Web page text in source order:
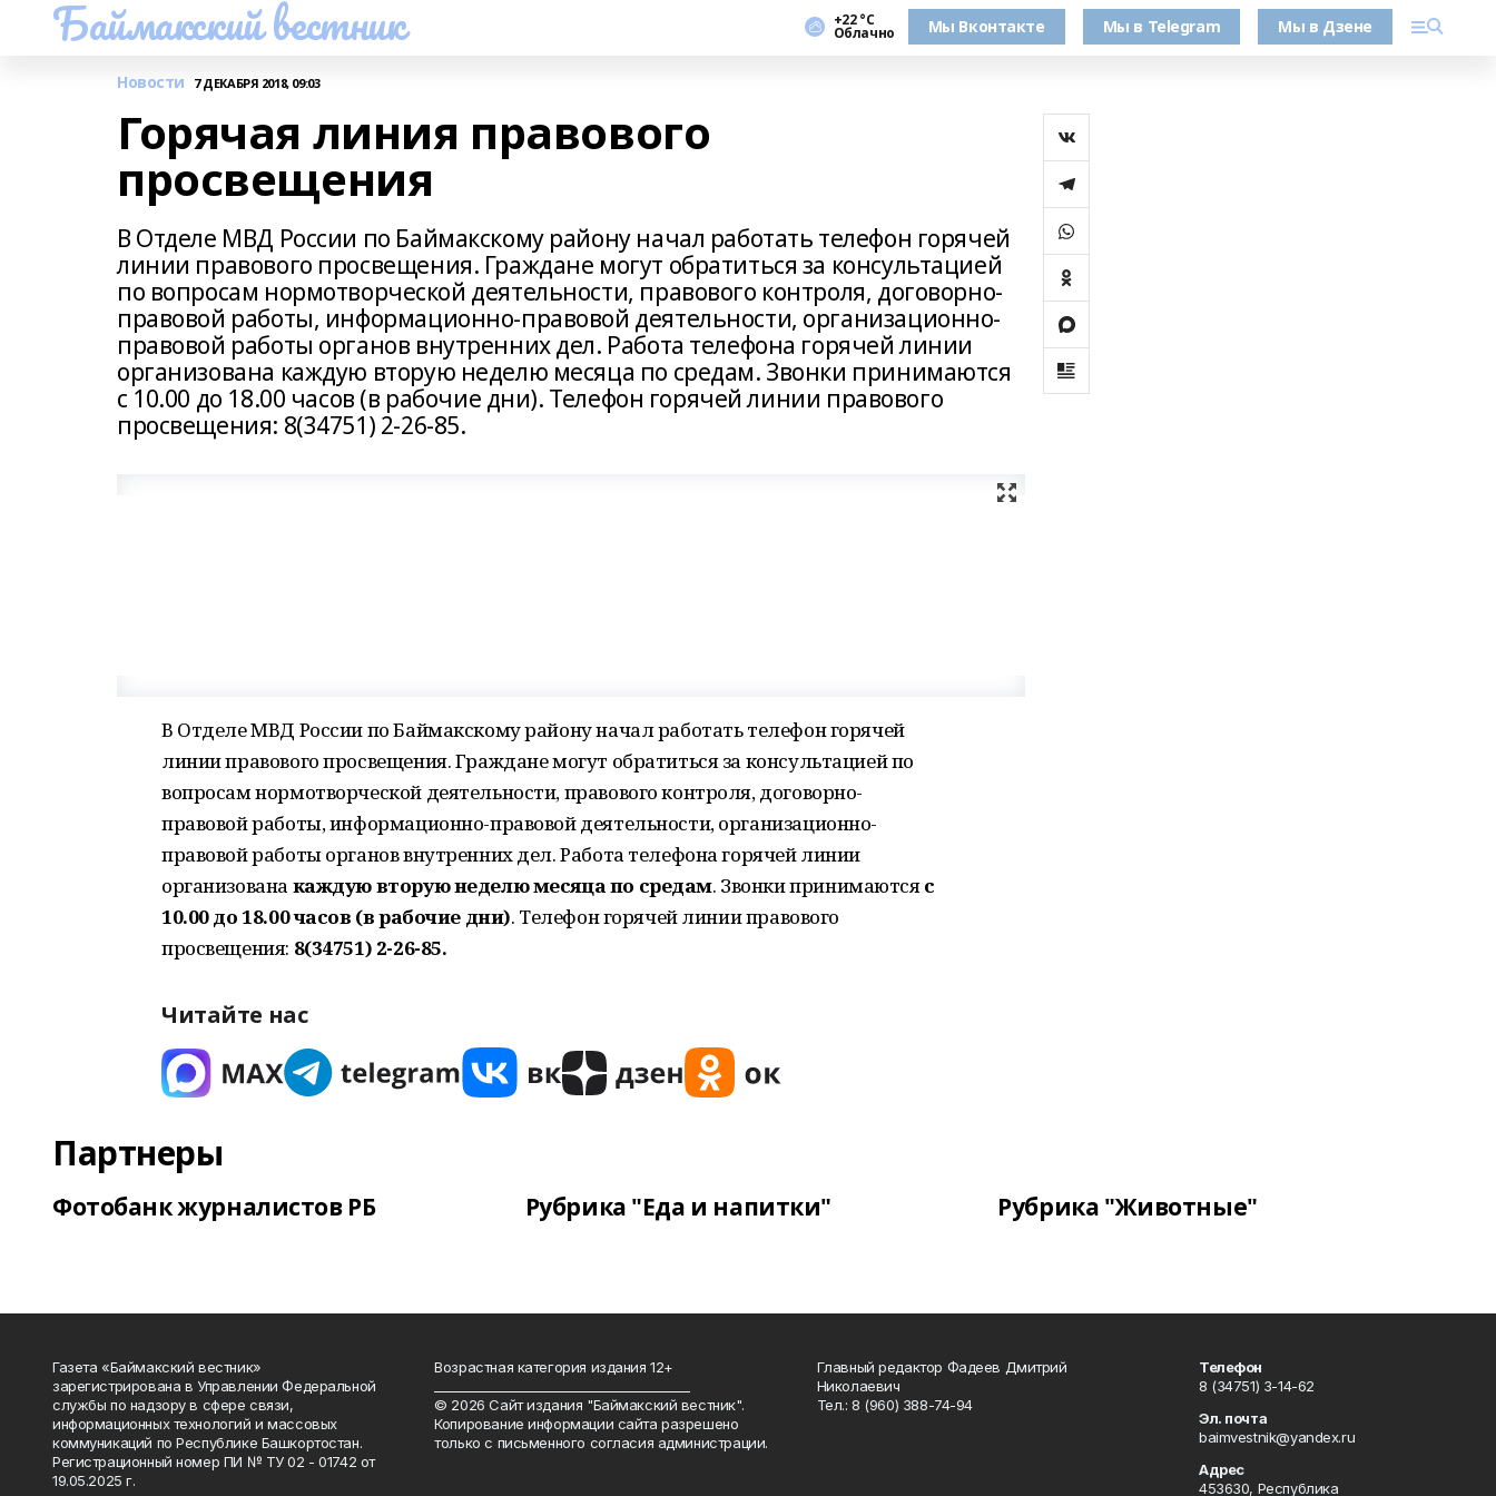
Баймакский вестник +22 °С
Облачно Мы Вконтакте Мы в Telegram Мы в Дзене
Новости 7 ДЕКАБРЯ 2018, 09:03
Горячая линия правового
просвещения
В Отделе МВД России по Баймакскому району начал работать телефон горячей
линии правового просвещения. Граждане могут обратиться за консультацией
по вопросам нормотворческой деятельности, правового контроля, договорно-
правовой работы, информационно-правовой деятельности, организационно-
правовой работы органов внутренних дел. Работа телефона горячей линии
организована каждую вторую неделю месяца по средам. Звонки принимаются
с 10.00 до 18.00 часов (в рабочие дни). Телефон горячей линии правового
просвещения: 8(34751) 2-26-85.
В Отделе МВД России по Баймакскому району начал работать телефон горячей
линии правового просвещения. Граждане могут обратиться за консультацией по
вопросам нормотворческой деятельности, правового контроля, договорно-
правовой работы, информационно-правовой деятельности, организационно-
правовой работы органов внутренних дел. Работа телефона горячей линии
организована каждую вторую неделю месяца по средам. Звонки принимаютсяс
10.00 до 18.00 часов (в рабочие дни). Телефон горячей линии правового
просвещения: 8(34751) 2-26-85.
Читайте нас
Партнеры
Фотобанк журналистов РБ Рубрика "Еда и напитки" Рубрика "Животные"
Газета «Баймакский вестник»
зарегистрирована в Управлении Федеральной
службы по надзору в сфере связи,
информационных технологий и массовых
коммуникаций по Республике Башкортостан.
Регистрационный номер ПИ № ТУ 02 - 01742 от
19.05.2025 г.
Возрастная категория издания 12+
© 2026 Сайт издания "Баймакский вестник".
Копирование информации сайта разрешено
только с письменного согласия администрации.
Главный редактор Фадеев Дмитрий
Николаевич
Тел.: 8 (960) 388-74-94
Телефон
8 (34751) 3-14-62
Эл. почта
baimvestnik@yandex.ru
Адрес
453630, Республика